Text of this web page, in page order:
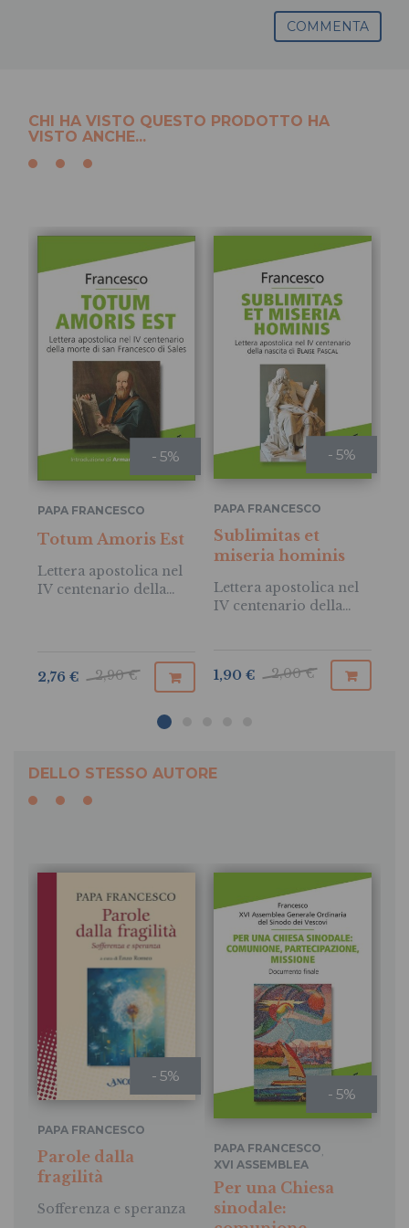
COMMENTA
CHI HA VISTO QUESTO PRODOTTO HA
VISTO ANCHE...
- 5%
PAPA FRANCESCO
Totum Amoris Est
Lettera apostolica nel
IV centenario della
2,90 €
2,76 €
- 5%
PAPA FRANCESCO
Sublimitas et
miseria hominis
Lettera apostolica nel
IV centenario della
2,00 €
1,90 €
DELLO STESSO AUTORE
- 5%
PAPA FRANCESCO
Parole dalla
fragilità
Sofferenza e speranza
- 5%
PAPA FRANCESCO,
XVI ASSEMBLEA
GENERALE ORDINARIA
DEL SINODO DEI VESCOVI
Per una Chiesa
sinodale: